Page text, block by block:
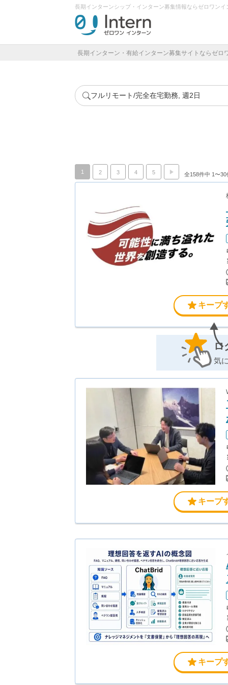
長期インターンシップ・インターン募集情報ならゼロワンイ
長期インターン・有給インターン募集サイトならゼロ
フルリモート/完全在宅勤務, 週2日
1 2 3 4 5 全158件中 1〜30
キープ
ロ
気
キープ
キープ